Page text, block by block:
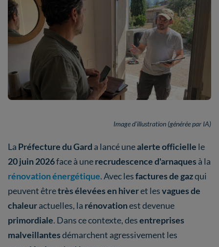
Image d'illustration (générée par IA)
La Préfecture du Gard a lancé unealerte officielle le
20 juin 2026face à unerecrudescence d'arnaques à la
rénovation énergétique. Avec lesfactures de gazqui
peuvent êtretrèsélevées en hiveret lesvagues de
chaleuractuelles, la rénovationest devenue
primordiale. Dans ce contexte, desentreprises
malveillantesdémarchent agressivement les